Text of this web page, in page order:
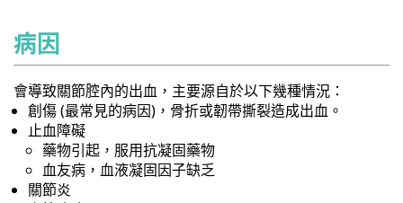
病因
會導致關節腔內的出血，主要源自於以下幾種情況：
創傷 (最常見的病因)，骨折或韌帶撕裂造成出血。
止血障礙
藥物引起，服用抗凝固藥物
血友病，血液凝固因子缺乏
關節炎